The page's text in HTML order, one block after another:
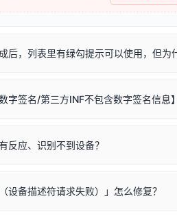
后，列表里有绿勾提示可以使用，但为
64位驱动，自动安装程序在运行时会检
✔ 可以使用了 ：代表与您当前电脑系
结论：只要窗口里出现了任意一个绿色
字签名/第三方INF不包含数字签名信息
但由于微软系统安全限制，
部分新
用的是旧版签名，新版 Win10/Win11
反应、识别不到设备？
，USB数据线两端已完全插紧；
设备描述符请求失败）」怎么修复？